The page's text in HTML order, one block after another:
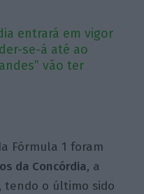
entrará em vigor
se-á até ao
vão ter
Fórmula 1 foram
da Concórdia, a
tendo o último sido